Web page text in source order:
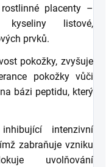
placenty –
listové,
prvků.
pokožky, zvyšuje
pokožky vůči
bázi peptidu, který
intenzivní
zabraňuje vzniku
uvolňování